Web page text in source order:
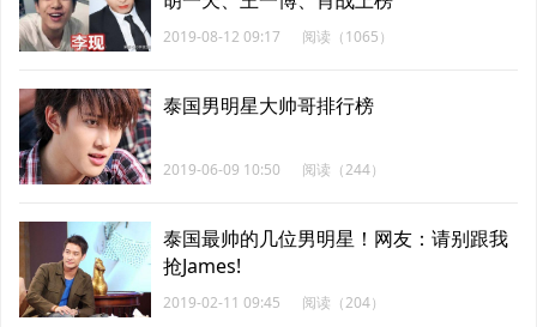
2019-08-12 09:17 阅读（1065）
泰国男明星大帅哥排行榜
2019-06-09 10:50 阅读（244）
泰国最帅的几位男明星！网友：请别跟我
抢James!
2019-02-11 09:45 阅读（204）